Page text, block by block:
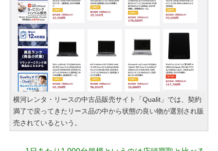
横河レンタ・リースの中古品販売サイト「Qualit」では、契約
満了で戻ってきたリース品の中から状態の良い物が選別され販
売されているという。